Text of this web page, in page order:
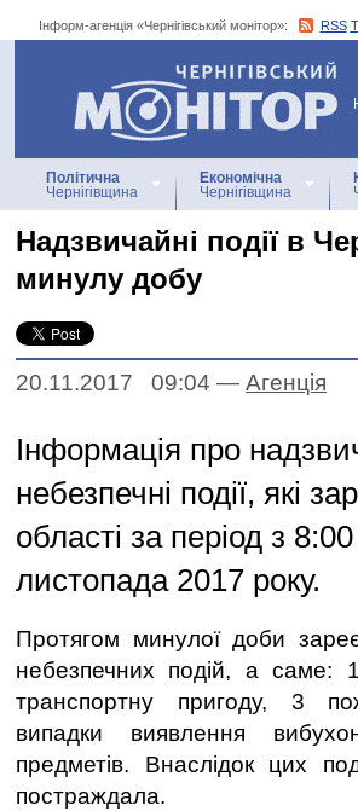
Інформ-агенція «Чернігівський монітор»: RSS
Інформ-агенція
«Чернігівський монітор»
Політична
Чернігівщина
Економічна
Чернігівщина
Надзвичайні події в
минулу добу
20.11.2017 09:04 — Агенцiя
Інформація про
небезпечні події, які
області за період з
листопада 2017 року.
Протягом минулої доби
небезпечних подій, а саме:
транспортну пригоду, 3
випадки виявлення
предметів. Внаслідок цих
постраждала.